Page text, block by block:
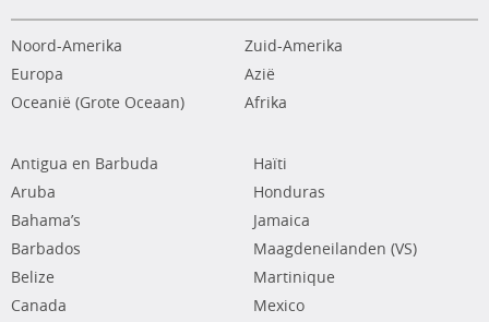
Noord-Amerika
Zuid-Amerika
Europa
Azië
Oceanië (Grote Oceaan)
Afrika
Antigua en Barbuda
Aruba
Bahama’s
Barbados
Belize
Canada
Haïti
Honduras
Jamaica
Maagdeneilanden (VS)
Martinique
Mexico